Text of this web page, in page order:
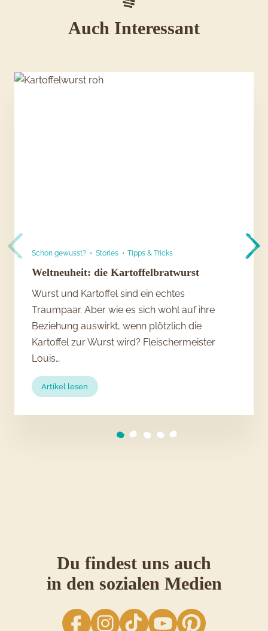
Auch Interessant
Schon gewusst? • Stories • Tipps & Tricks
Weltneuheit: die Kartoffelbratwurst
Wurst und Kartoffel sind ein echtes
Traumpaar. Aber wie es sich wohl auf ihre
Beziehung auswirkt, wenn plötzlich die
Kartoffel zur Wurst wird? Fleischermeister
Louis…
Artikel lesen
Weltneuheit:
Du findest uns auch
in den sozialen Medien
facebookInstagram
TikTok YouTube